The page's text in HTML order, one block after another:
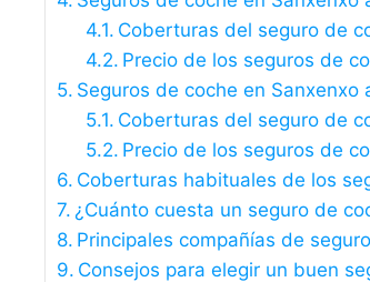
Coberturas del seguro de
Precio de los seguros de
Seguros de coche en
Coberturas del seguro de
Precio de los seguros de
Coberturas habituales de los
¿Cuánto cuesta un seguro de
Principales compañías de
Consejos para elegir un buen